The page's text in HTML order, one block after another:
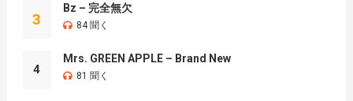
3
Bz – 完全無欠
84 聞く
4
Mrs. GREEN APPLE – Brand New
81 聞く